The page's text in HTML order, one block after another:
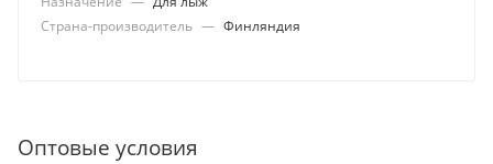
Страна-производитель — Финляндия
Оптовые условия